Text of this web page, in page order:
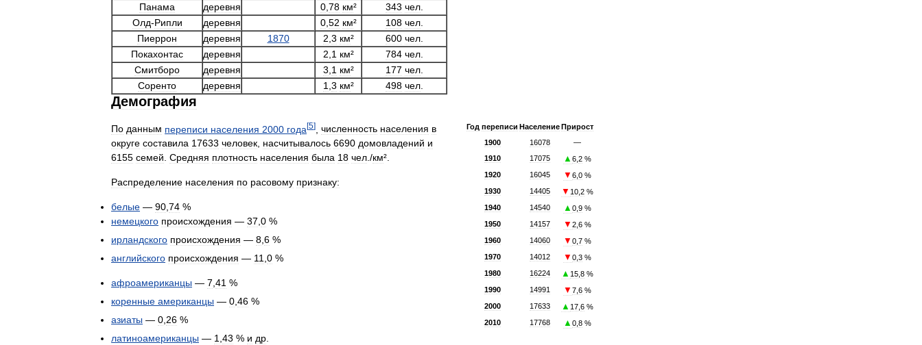
Панама
деревня 0, 78 км² 343 чел.
Олд-Рипли деревня 0, 52 км² 108 чел.
Пиеррон
деревня 1870 2 3 км² 600 чел.
Покахонтас
деревня 2 1 км² 784 чел.
Смитборо
деревня 3 1 км² 177 чел.
Соренто
деревня 1 3 км² 498 чел.
Демография
Год переписи НаселениеПрирост
1900
16078
—
1910
17075 ▲ 6 2 %
1920
16045 ▼ 6 0 %
1930
14405 ▼ 10 2 %
1940
14540 ▲ 0 9 %
1950
14157 ▼ 2 6 %
1960
14060 ▼ 0 7 %
1970
14012 ▼ 0 3 %
1980
16224 ▲ 15 8 %
1990
14991 ▼ 7 6 %
2000
17633 ▲ 17 6 %
2010
17768 ▲ 0 8 %
По данным переписи населения 2000 года[5] численность населения в
округе составила 17633 человек, насчитывалось 6690 домовладений и
6155 семей. Средняя плотность населения была 18 чел./км².
Распределение населения по расовому признаку:
белые — 90,74 %
немецкого происхождения — 37,0 %
ирландского происхождения — 8,6 %
английского происхождения — 11,0 %
афроамериканцы — 7,41 %
коренные американцы — 0,46 %
азиаты — 0,26 %
латиноамериканцы — 1,43 % и др.